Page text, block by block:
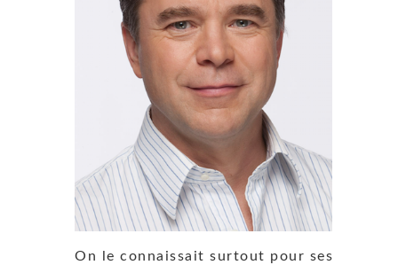
On le connaissait surtout pour ses